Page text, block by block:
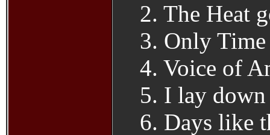
2. The Heat
3. Only
4. Voice of
5. I lay down
6. Days like